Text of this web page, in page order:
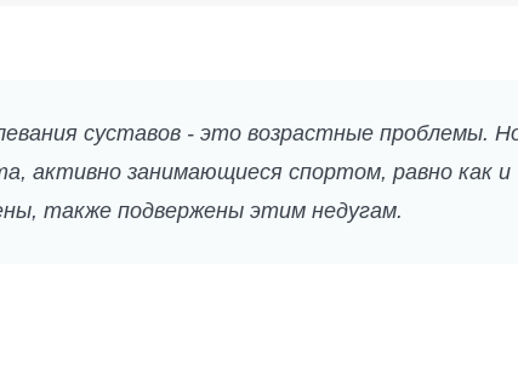
суставов - это возрастные проблемы.
активно занимающиеся спортом, равно как и
также подвержены этим недугам.